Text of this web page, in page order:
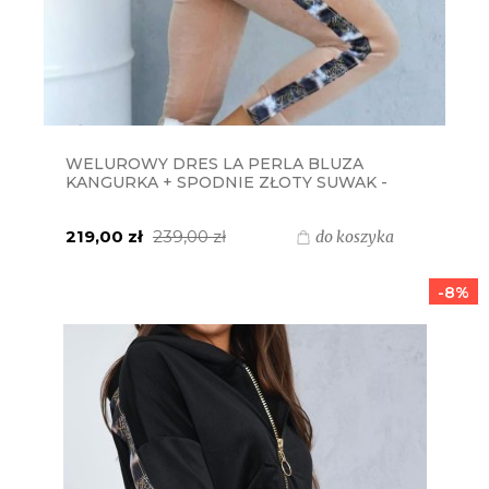
WELUROWY DRES LA PERLA BLUZA
KANGURKA + SPODNIE ZŁOTY SUWAK -
219,00 zł 239,00 zł do koszyka
-8%